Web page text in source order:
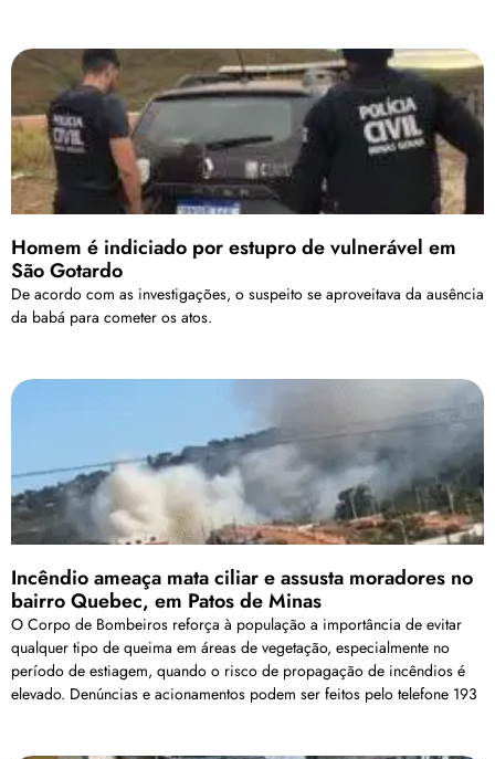
Homem é indiciado por estupro de vulnerável em
São Gotardo
De acordo com as investigações, o suspeito se aproveitava da ausência
da babá para cometer os atos.
Incêndio ameaça mata ciliar e assusta moradores no
bairro Quebec, em Patos de Minas
O Corpo de Bombeiros reforça à população a importância de evitar
qualquer tipo de queima em áreas de vegetação, especialmente no
período de estiagem, quando o risco de propagação de incêndios é
elevado. Denúncias e acionamentos podem ser feitos pelo telefone 193